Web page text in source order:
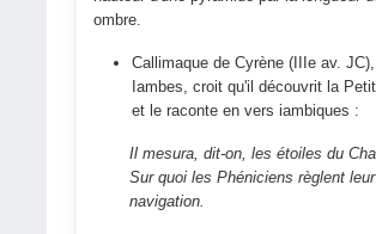
ombre.
Callimaque de Cyrène (IIIe av.
Iambes, croit qu'il découvrit la
et le raconte en vers iambiques :
Il mesura, dit-on, les étoiles du
Sur quoi les Phéniciens règlent leur
navigation.